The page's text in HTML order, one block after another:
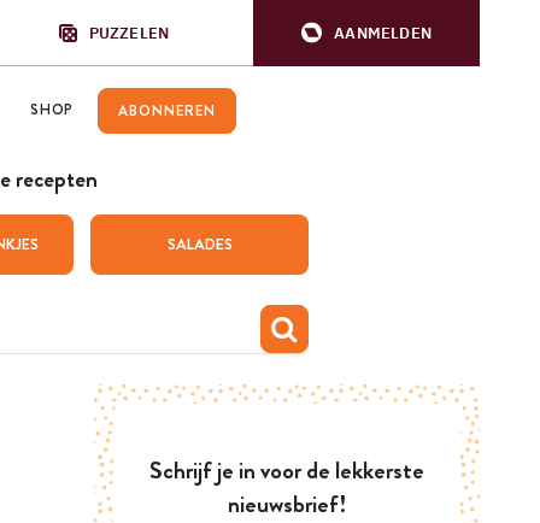
PUZZELEN AANMELDEN
SHOP ABONNEREN
recepten
SALADES
Schrijf je in voor de lekkerste
nieuwsbrief!